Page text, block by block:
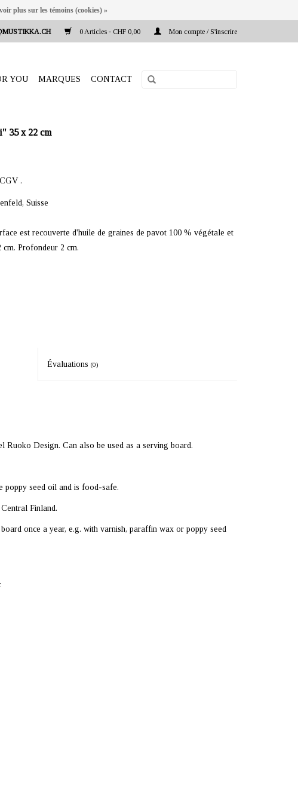
0 Articles - CHF 0,00 Mon compte / S'inscrire
YOU MARQUES CONTACT
35 x 22 cm
.
Suisse
est recouverte d'huile de graines de pavot 100 % végétale et
cm. Profondeur 2 cm.
Évaluations(0)
Ruoko Design. Can also be used as a serving board.
poppy seed oil and is food-safe.
Finland.
once a year, e.g. with varnish, paraffin wax or poppy seed
plus sur les témoins (cookies) »